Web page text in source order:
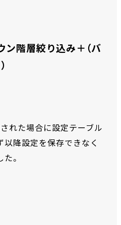
ン階層絞り込み＋（バ
れた場合に設定テーブル
降設定を保存できなく
。